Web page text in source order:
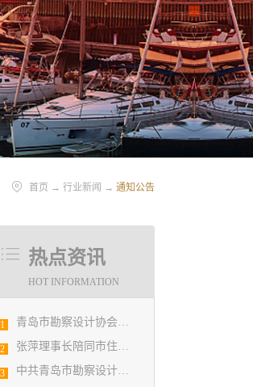
首页 → 行业新闻 → 通知公告
热点资讯
HOT INFORMATION
1 青岛市勘察设计协会陪同市住房和城乡建设局刘波副局长走访调研会员单位
2 张萍理事长陪同市住房和城乡建设局赴陇南开展东西部扶贫协作工作
3 中共青岛市勘察设计协会党支部日前召开民主生活会